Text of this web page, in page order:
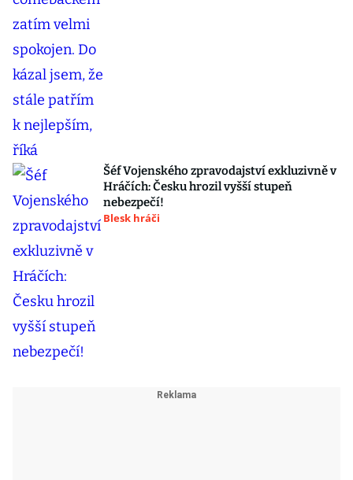
Šéf Vojenského zpravodajství exkluzivně v
Hráčích: Česku hrozil vyšší stupeň
nebezpečí!
Blesk hráči